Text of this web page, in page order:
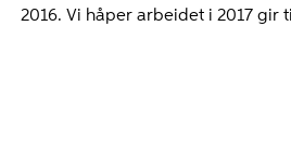
2016. Vi håper arbeidet i 2017 gir